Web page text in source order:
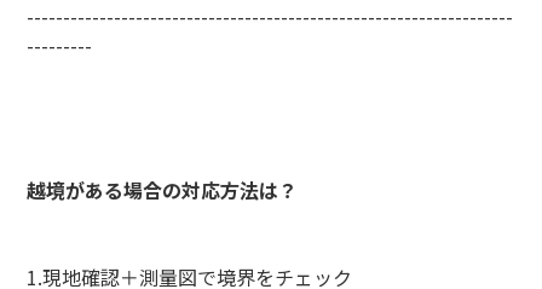
-------------------------------------------------------------------
---------
越境がある場合の対応方法は？
1.現地確認＋測量図で境界をチェック